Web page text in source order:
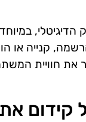
קנייה או
את חוויית
קידום